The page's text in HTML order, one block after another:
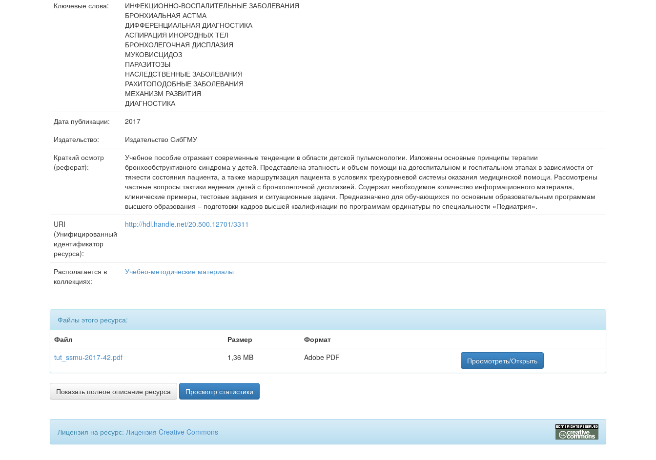
Ключевые слова:
ИНФЕКЦИОННО-ВОСПАЛИТЕЛЬНЫЕ ЗАБОЛЕВАНИЯ
БРОНХИАЛЬНАЯ АСТМА
ДИФФЕРЕНЦИАЛЬНАЯ ДИАГНОСТИКА
АСПИРАЦИЯ ИНОРОДНЫХ ТЕЛ
БРОНХОЛЕГОЧНАЯ ДИСПЛАЗИЯ
МУКОВИСЦИДОЗ
ПАРАЗИТОЗЫ
НАСЛЕДСТВЕННЫЕ ЗАБОЛЕВАНИЯ
РАХИТОПОДОБНЫЕ ЗАБОЛЕВАНИЯ
МЕХАНИЗМ РАЗВИТИЯ
ДИАГНОСТИКА
Дата публикации:
2017
Издательство:
Издательство СибГМУ
Краткий осмотр
(реферат):
Учебное пособие отражает современные тенденции в области детской пульмонологии. Изложены основные принципы терапии
бронхообструктивного синдрома у детей. Представлена этапность и объем помощи на догоспитальном и госпитальном этапах в зависимости от
тяжести состояния пациента, а также маршрутизация пациента в условиях трехуровневой системы оказания медицинской помощи. Рассмотрены
частные вопросы тактики ведения детей с бронхолегочной дисплазией. Содержит необходимое количество информационного материала,
клинические примеры, тестовые задания и ситуационные задачи. Предназначено для обучающихся по основным образовательным программам
высшего образования – подготовки кадров высшей квалификации по программам ординатуры по специальности «Педиатрия».
URI
(Унифицированный
идентификатор
ресурса):
http://hdl.handle.net/20.500.12701/3311
Располагается в
коллекциях:
Учебно-методические материалы
Файлы этого ресурса:
Файл
Размер
Формат
tut_ssmu-2017-42.pdf
1,36 MB Adobe PDF Просмотреть/Открыть
Показать полное описание ресурса Просмотр статистики
Лицензия на ресурс: Лицензия Creative Commons